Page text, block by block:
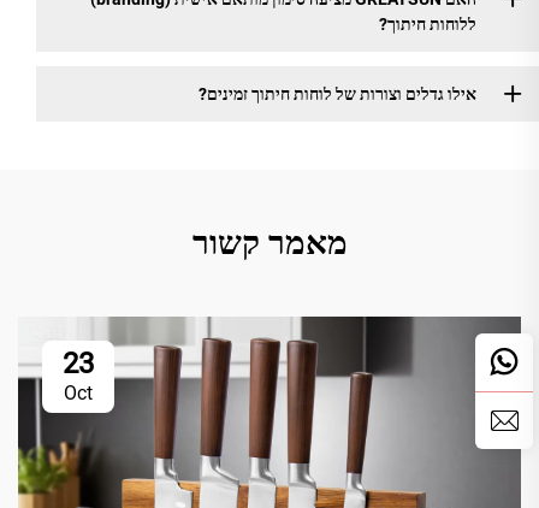
ללוחות חיתוך?
אילו גדלים וצורות של לוחות חיתוך זמינים?
מאמר קשור
23
Oct